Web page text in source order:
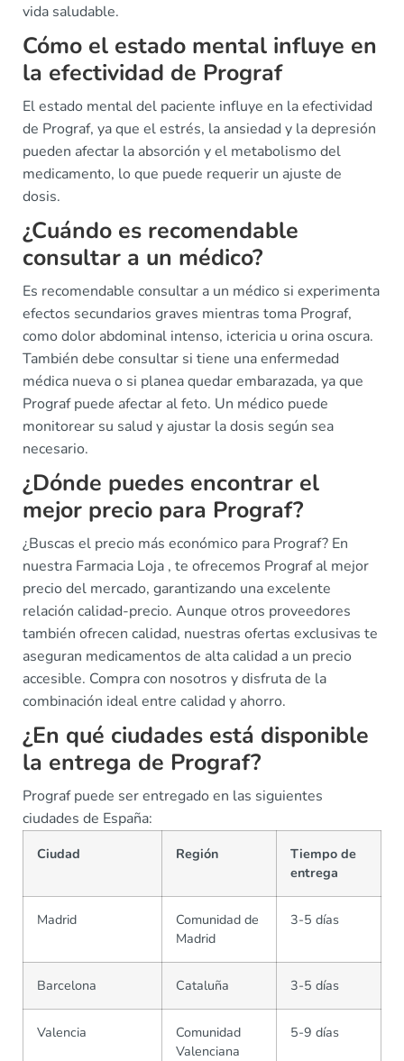
vida saludable.
Cómo el estado mental influye en
la efectividad de Prograf
El estado mental del paciente influye en la efectividad
de Prograf, ya que el estrés, la ansiedad y la depresión
pueden afectar la absorción y el metabolismo del
medicamento, lo que puede requerir un ajuste de
dosis.
¿Cuándo es recomendable
consultar a un médico?
Es recomendable consultar a un médico si experimenta
efectos secundarios graves mientras toma Prograf,
como dolor abdominal intenso, ictericia u orina oscura.
También debe consultar si tiene una enfermedad
médica nueva o si planea quedar embarazada, ya que
Prograf puede afectar al feto. Un médico puede
monitorear su salud y ajustar la dosis según sea
necesario.
¿Dónde puedes encontrar el
mejor precio para Prograf?
¿Buscas el precio más económico para Prograf? En
nuestra Farmacia Loja , te ofrecemos Prograf al mejor
precio del mercado, garantizando una excelente
relación calidad-precio. Aunque otros proveedores
también ofrecen calidad, nuestras ofertas exclusivas te
aseguran medicamentos de alta calidad a un precio
accesible. Compra con nosotros y disfruta de la
combinación ideal entre calidad y ahorro.
¿En qué ciudades está disponible
la entrega de Prograf?
Prograf puede ser entregado en las siguientes
ciudades de España:
Ciudad Región
Tiempo de
entrega
Madrid
Comunidad de
Madrid
3-5 días
Barcelona Cataluña 3-5 días
Valencia
Comunidad
Valenciana
5-9 días